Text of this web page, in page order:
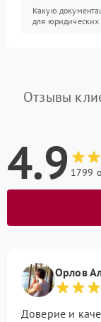
Какую
для юридических
Отзывы
4.9 1799
Орлов
Доверие и